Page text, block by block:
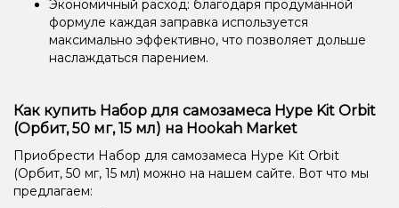
Экономичный расход: благодаря продуманной
формуле каждая заправка используется
максимально эффективно, что позволяет дольше
наслаждаться парением.
Как купить Набор для самозамеса Hype Kit Orbit
(Орбит, 50 мг, 15 мл) на Hookah Market
Приобрести Набор для самозамеса Hype Kit Orbit
(Орбит, 50 мг, 15 мл) можно на нашем сайте. Вот что мы
предлагаем: